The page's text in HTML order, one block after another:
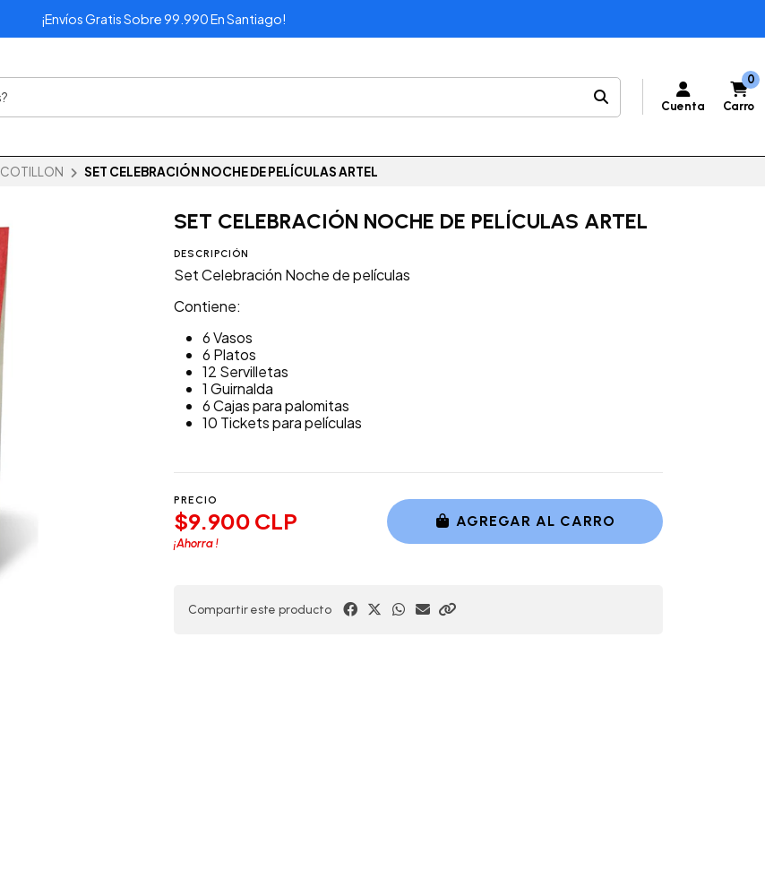
¡Envíos Gratis Sobre 99.990 En Santiago!
Cuenta
0
Carro
COTILLON SET CELEBRACIÓN NOCHE DE PELÍCULAS ARTEL
SET CELEBRACIÓN NOCHE DE PELÍCULAS ARTEL
DESCRIPCIÓN
Set Celebración Noche de películas
Contiene:
6 Vasos
6 Platos
12 Servilletas
1 Guirnalda
6 Cajas para palomitas
10 Tickets para películas
PRECIO
$9.900 CLP
¡Ahorra!
AGREGAR AL CARRO
Compartir este producto